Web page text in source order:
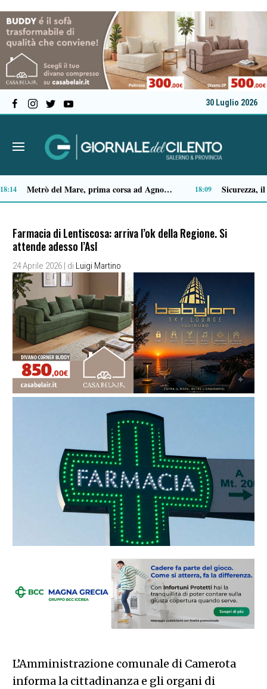
30 Luglio 2026
Capaccio Paestum spazio di legalità: oltre 43 ettari di beni confiscati destinati a progetti sociali 14:14
Farmacia di Lentiscosa: arriva l’ok della Regione. Si
attende adesso l’Asl
24 Aprile 2026 | di Luigi Martino
L’Amministrazione comunale di Camerota
informa la cittadinanza e gli organi di